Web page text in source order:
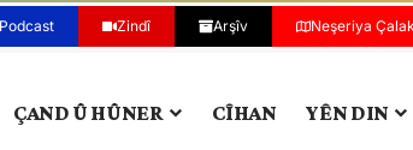
Zindî Arşîv Neşeriya
ÇAND Û HÛNER CÎHAN YÊN DIN